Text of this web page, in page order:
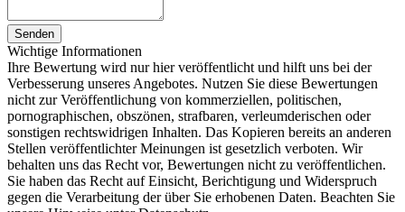
Senden
Wichtige Informationen
Ihre Bewertung wird nur hier veröffentlicht und hilft uns bei der
Verbesserung unseres Angebotes. Nutzen Sie diese Bewertungen
nicht zur Veröffentlichung von kommerziellen, politischen,
pornographischen, obszönen, strafbaren, verleumderischen oder
sonstigen rechtswidrigen Inhalten. Das Kopieren bereits an anderen
Stellen veröffentlichter Meinungen ist gesetzlich verboten. Wir
behalten uns das Recht vor, Bewertungen nicht zu veröffentlichen.
Sie haben das Recht auf Einsicht, Berichtigung und Widerspruch
gegen die Verarbeitung der über Sie erhobenen Daten. Beachten Sie